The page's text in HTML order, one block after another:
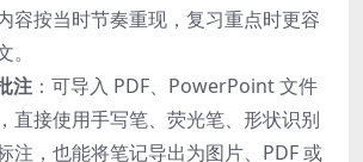
容按当时节奏重现，复习重点时更容
注 ：可导入 PDF、PowerPoint 文件
直接使用手写笔、荧光笔、形状识别
注，也能将笔记导出为图片、PDF 或